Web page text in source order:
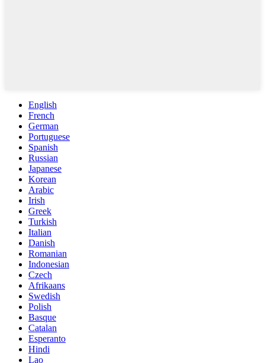
English
French
German
Portuguese
Spanish
Russian
Japanese
Korean
Arabic
Irish
Greek
Turkish
Italian
Danish
Romanian
Indonesian
Czech
Afrikaans
Swedish
Polish
Basque
Catalan
Esperanto
Hindi
Lao